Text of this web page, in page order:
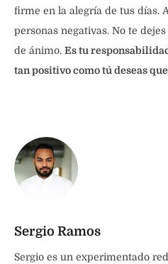
firme en la alegría de tus días.
personas negativas. No te
de ánimo. Es tu
tan positivo como tú deseas
Sergio Ramos
Sergio es un experimentado